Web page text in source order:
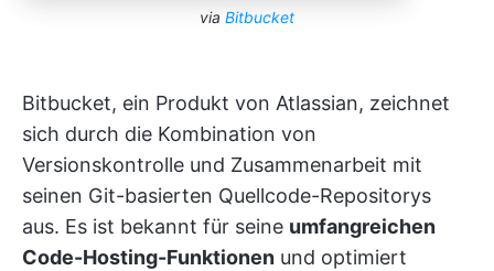
via Bitbucket
Bitbucket, ein Produkt von Atlassian, zeichnet
sich durch die Kombination von
Versionskontrolle und Zusammenarbeit mit
seinen Git-basierten Quellcode-Repositorys
aus. Es ist bekannt für seine umfangreichen
Code-Hosting-Funktionen und optimiert